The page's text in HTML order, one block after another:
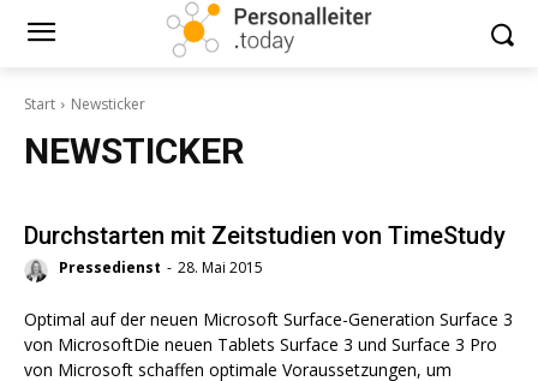
Start Newsticker
NEWSTICKER
Durchstarten mit Zeitstudien von TimeStudy
Pressedienst - 28. Mai 2015
Optimal auf der neuen Microsoft Surface-Generation Surface 3
von MicrosoftDie neuen Tablets Surface 3 und Surface 3 Pro
von Microsoft schaffen optimale Voraussetzungen, um